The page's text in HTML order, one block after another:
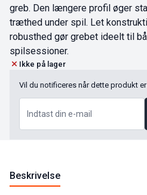
greb. Den længere profil øger
træthed under spil. Let
robusthed gør grebet ideelt til
spilsessioner.
Ikke på lager
Vil du notificeres når dette produkt
Beskrivelse